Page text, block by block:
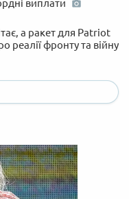
виплати
а ракет для Patriot
фронту та війну